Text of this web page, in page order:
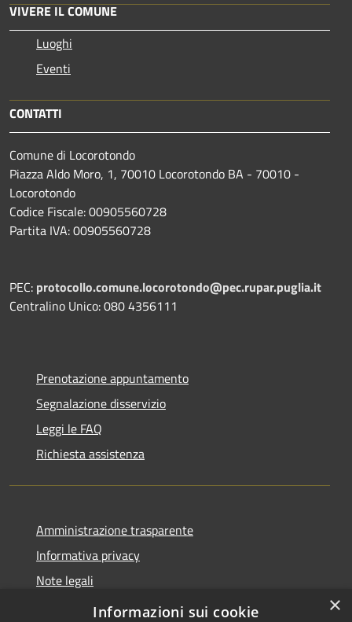
VIVERE IL COMUNE
Luoghi
Eventi
CONTATTI
Comune di Locorotondo
Piazza Aldo Moro, 1, 70010 Locorotondo BA - 70010 -
Locorotondo
Codice Fiscale: 00905560728
Partita IVA: 00905560728
PEC: protocollo.comune.locorotondo@pec.rupar.puglia.it
Centralino Unico: 080 4356111
Prenotazione appuntamento
Segnalazione disservizio
Leggi le FAQ
Richiesta assistenza
Amministrazione trasparente
Informativa privacy
Note legali
Dichiarazione di accessibilità
×
Informazioni sui cookie